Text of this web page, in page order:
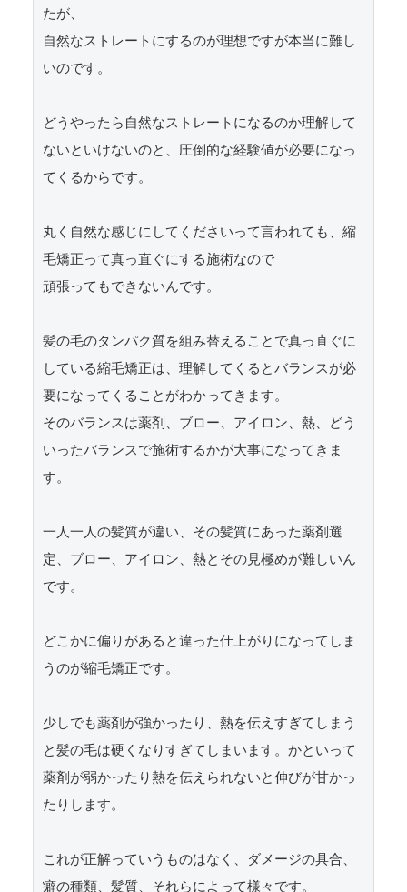
たが、
自然なストレートにするのが理想ですが本当に難し
いのです。
どうやったら自然なストレートになるのか理解して
ないといけないのと、圧倒的な経験値が必要になっ
てくるからです。
丸く自然な感じにしてくださいって言われても、縮
毛矯正って真っ直ぐにする施術なので
頑張ってもできないんです。
髪の毛のタンパク質を組み替えることで真っ直ぐに
している縮毛矯正は、理解してくるとバランスが必
要になってくることがわかってきます。
そのバランスは薬剤、ブロー、アイロン、熱、どう
いったバランスで施術するかが大事になってきま
す。
一人一人の髪質が違い、その髪質にあった薬剤選
定、ブロー、アイロン、熱とその見極めが難しいん
です。
どこかに偏りがあると違った仕上がりになってしま
うのが縮毛矯正です。
少しでも薬剤が強かったり、熱を伝えすぎてしまう
と髪の毛は硬くなりすぎてしまいます。かといって
薬剤が弱かったり熱を伝えられないと伸びが甘かっ
たりします。
これが正解っていうものはなく、ダメージの具合、
癖の種類、髪質、それらによって様々です。